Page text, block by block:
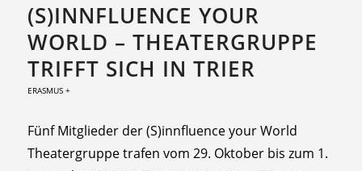
(S)INNFLUENCE YOUR
WORLD – THEATERGRUPPE
TRIFFT SICH IN TRIER
ERASMUS +
Fünf Mitglieder der (S)innfluence your World
Theatergruppe trafen vom 29. Oktober bis zum 1.